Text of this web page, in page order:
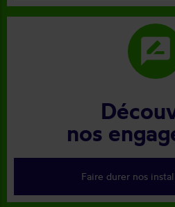
rate_review
nos
Faire durer nos